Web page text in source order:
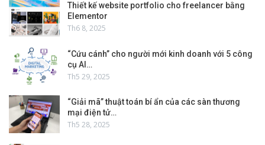
Thiết kế website portfolio cho freelancer bằng
Elementor
Th6 8, 2025
“Cứu cánh” cho người mới kinh doanh với 5 công
cụ AI…
Th5 29, 2025
“Giải mã” thuật toán bí ẩn của các sàn thương
mại điện tử…
Th5 28, 2025